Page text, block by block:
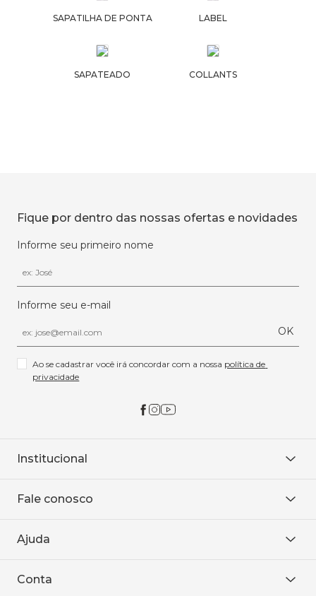
SAPATILHA DE PONTA LABEL
SAPATEADO COLLANTS
Fique por dentro das nossas ofertas e novidades
Informe seu primeiro nome
Informe seu e-mail
OK
Ao se cadastrar você irá concordar com a nossa política de
privacidade
Institucional
Onde encontrar
Baixe o APP
Fale conosco
WhatsApp
Ajuda
Política de entrega
Conta